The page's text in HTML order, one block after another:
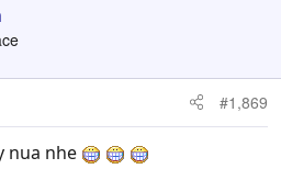
#1,869
nua nhe